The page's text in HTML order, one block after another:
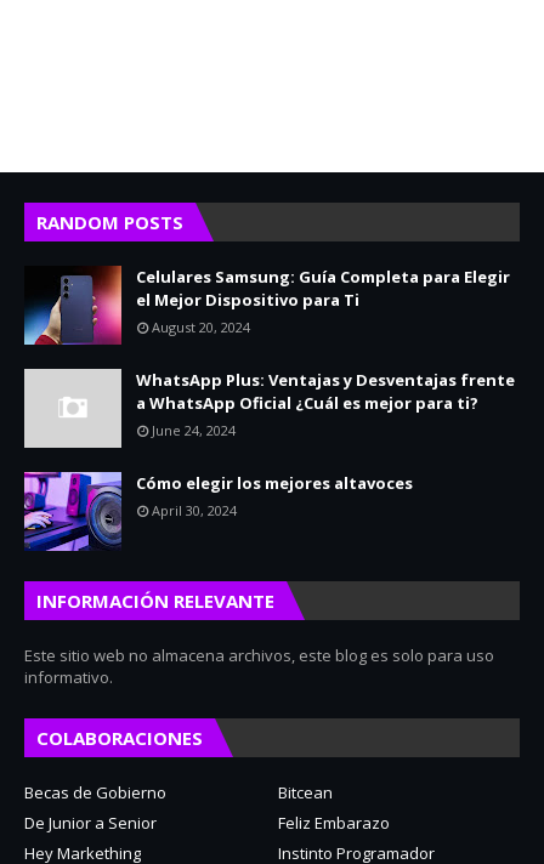
RANDOM POSTS
Celulares Samsung: Guía Completa para Elegir
el Mejor Dispositivo para Ti
August 20, 2024
WhatsApp Plus: Ventajas y Desventajas frente
a WhatsApp Oficial ¿Cuál es mejor para ti?
June 24, 2024
Cómo elegir los mejores altavoces
April 30, 2024
INFORMACIÓN RELEVANTE
Este sitio web no almacena archivos, este blog es solo para uso
informativo.
COLABORACIONES
Becas de Gobierno
Bitcean
De Junior a Senior
Feliz Embarazo
Hey Markething
Instinto Programador